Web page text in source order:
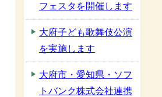
フェスタを開催します
大府子ども歌舞伎公演
を実施します
大府市・愛知県・ソフ
トバンク株式会社連携